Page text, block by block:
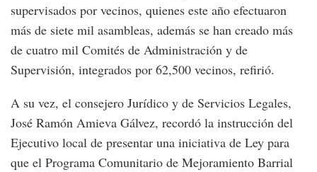
supervisados por vecinos, quienes este año efectuaron
más de siete mil asambleas, además se han creado más
de cuatro mil Comités de Administración y de
Supervisión, integrados por 62,500 vecinos, refirió.
A su vez, el consejero Jurídico y de Servicios Legales,
José Ramón Amieva Gálvez, recordó la instrucción del
Ejecutivo local de presentar una iniciativa de Ley para
que el Programa Comunitario de Mejoramiento Barrial